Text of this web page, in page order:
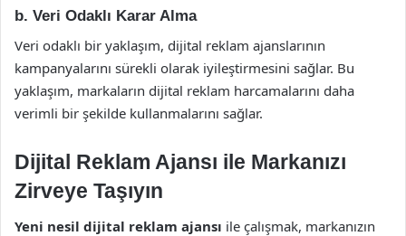
b. Veri Odaklı Karar Alma
Veri odaklı bir yaklaşım, dijital reklam ajanslarının
kampanyalarını sürekli olarak iyileştirmesini sağlar. Bu
yaklaşım, markaların dijital reklam harcamalarını daha
verimli bir şekilde kullanmalarını sağlar.
Dijital Reklam Ajansı ile Markanızı
Zirveye Taşıyın
Yeni nesil dijital reklam ajansı ile çalışmak, markanızın